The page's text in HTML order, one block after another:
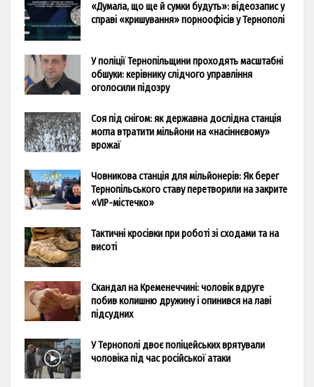
«Думала, що ще й сумки будуть»: відеозапис у
справі «кришування» порноофісів у Тернополі
У поліції Тернопільщини проходять масштабні
обшуки: керівнику слідчого управління
оголосили підозру
Соя під снігом: як державна дослідна станція
могла втратити мільйони на «насіннєвому»
врожаї
Човникова станція для мільйонерів: Як берег
Тернопільського ставу перетворили на закрите
«VIP-містечко»
Тактичні кросівки при роботі зі сходами та на
висоті
Скандал на Кременеччині: чоловік вдруге
побив колишню дружину і опинився на лаві
підсудних
У Тернополі двоє поліцейських врятували
чоловіка під час російської атаки